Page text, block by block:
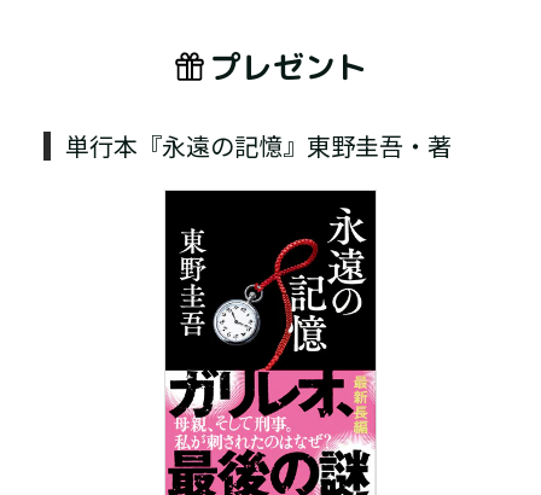
プレゼント
単行本『永遠の記憶』東野圭吾・著